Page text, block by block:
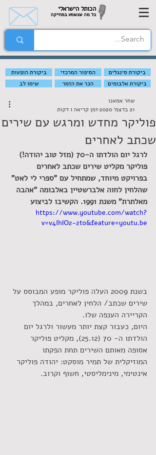
הכותל הישראלי
כל מה שנשמע במוזיקה
ביקורת הופעות הסיפור המרכזי
ביקורת סינגלים
שימו לב
הכר את הזמר ביקורת אלבומים
פוליקר מחדש ומרגש עם שירים
שכתב לאחרים
שחר אמאנו
21 בדצמ׳ 2020
זמן קריאה 1 דקות
לרגל יום הולדתו ה-70 (מזל טוב יהודה!)
פוליקר מקליט שירים שכתב לאחרים
בפרויקט מיוחד, שמתחיל עם "ספרי לי לאט"
שהלחין לחוה אלברשטיין באלבומה "אהבה
מאלתרת" משנת 1991. הקשיבו לביצוע
https://www.youtube.com/watch?
v=v4IhIO2-2to&feature=youtu.be
בשנת 2009 העלה פוליקר מופע המבוסס על
שירים שכתב/ הלחין לאחרים, במהלך
הקריירה הענפה שלו.
היום, כעבור קצת יותר מעשור ולרגל יום
הולדתו ה- 70 (25.12), מקליט פוליקר
אסופה מאותם השירים תחת הפקתו
המוזיקלית של תמיר מוסקט: יהודה פוליקר
אינטימי, מינימליסטי, חשוף וקרוב.